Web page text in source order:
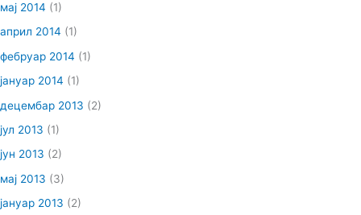
мај 2014 (1)
април 2014 (1)
фебруар 2014 (1)
јануар 2014 (1)
децембар 2013 (2)
јул 2013 (1)
јун 2013 (2)
мај 2013 (3)
јануар 2013 (2)